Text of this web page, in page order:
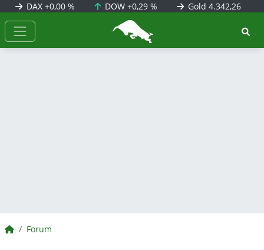
DAX +0,00 % DOW+0,29 % Gold 4.342,26
BörsenNEWS.de
BörsenNEWS.de
Forum